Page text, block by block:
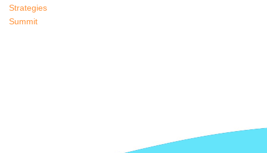
Strategies
Summit